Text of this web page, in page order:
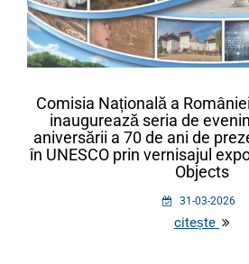
Comisia Națională a
inaugurează seria de
aniversării a 70 de ani de
în UNESCO prin vernisajul
Objects
31-03-2026
citește